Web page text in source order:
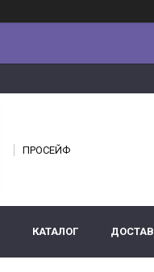
ПРОСЕЙФ
КАТАЛОГ